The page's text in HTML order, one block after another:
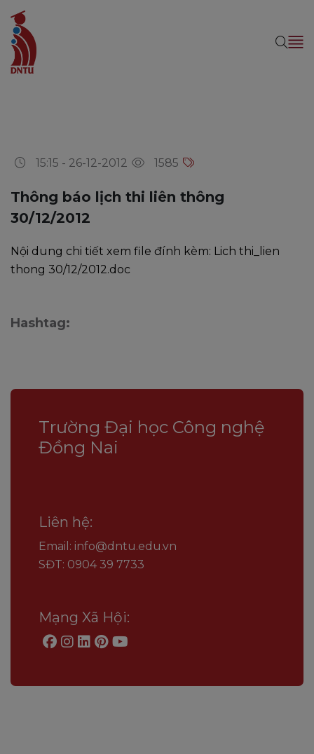
15:15 - 26-12-2012 1585
Thông báo lịch thi liên thông
30/12/2012
Nội dung chi tiết xem file đính kèm: Lich thi_lien
thong 30/12/2012.doc
Hashtag:
Trường Đại học Công nghệ
Đồng Nai
Liên hệ:
Email: info@dntu.edu.vn
SĐT: 0904 39 7733
Mạng Xã Hội: